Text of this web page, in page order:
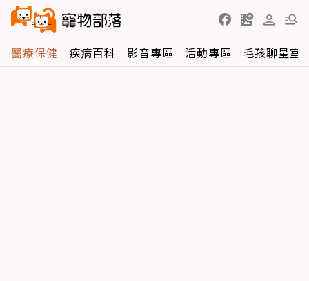
醫療保健 疾病百科 影音專區 活動專區 毛孩聊星室